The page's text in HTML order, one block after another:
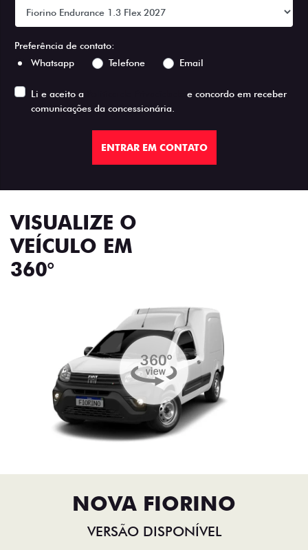
Preferência de contato:
Whatsapp
Telefone Email
Li e aceito a
e concordo em receber
comunicações da concessionária.
ENTRAR EM CONTATO
VISUALIZE O
VEÍCULO EM
360°
NOVA FIORINO
VERSÃO DISPONÍVEL